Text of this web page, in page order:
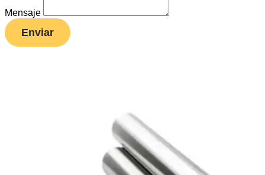
Mensaje
Enviar